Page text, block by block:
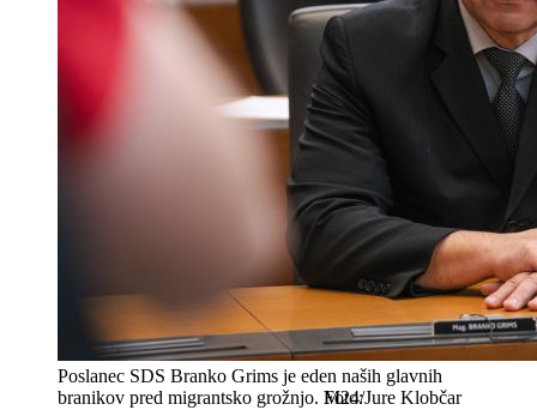
Poslanec SDS Branko Grims je eden naših glavnih
branikov pred migrantsko grožnjo. M24/Jure Klobčar